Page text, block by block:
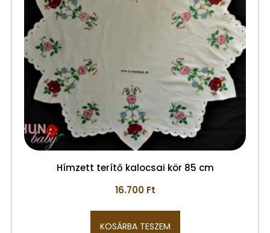
Hímzett terítő kalocsai kör 85 cm
16.700 Ft
KOSÁRBA TESZEM